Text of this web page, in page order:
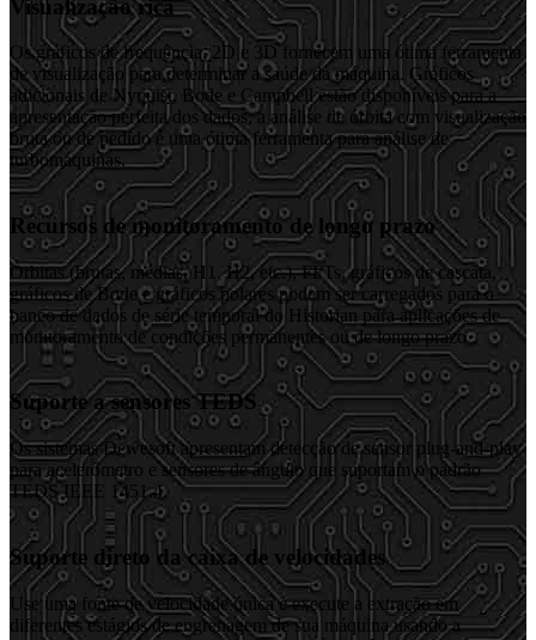
Visualização rica
Os gráficos de frequência, 2D e 3D fornecem uma ótima ferramenta
de visualização para determinar a saúde da máquina. Gráficos
adicionais de Nyquist, Bode e Campbell estão disponíveis para a
apresentação perfeita dos dados, a análise de órbita com visualização
bruta ou de pedido é uma ótima ferramenta para análise de
turbomáquinas.
Recursos de monitoramento de longo prazo
Órbitas (brutas, médias, H1, H2, etc.), FFTs, gráficos de cascata,
gráficos de Bode e gráficos polares podem ser carregados para o
banco de dados de série temporal do Historian para aplicações de
monitoramento de condições permanentes ou de longo prazo .
Suporte a sensores TEDS
Os sistemas Dewesoft apresentam detecção de sensor plug-and-play
para acelerômetro e sensores de ângulo que suportam o padrão
TEDS IEEE 1451.4.
Suporte direto da caixa de velocidades
Use uma fonte de velocidade única e execute a extração em
diferentes estágios de engrenagem de sua máquina usando a